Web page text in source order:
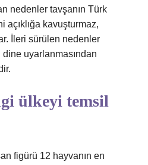
nedenler tavşanın Türk
açıklığa kavuşturmaz,
İleri sürülen nedenler
uyarlanmasından
ülkeyi temsil
figürü 12 hayvanın en